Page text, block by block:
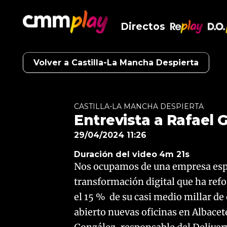
Directos
Volver a Castilla-La Mancha Despierta
CASTILLA-LA MANCHA DESPIERTA
Entrevista a Rafael
29/04/2024 11:26
Duración del video 4m 21s
Nos ocupamos de una empresa
transformación digital que ha
el 15 % de su casi medio millar
abierto nuevas oficinas en